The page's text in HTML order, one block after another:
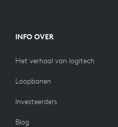
INFO OVER
Het verhaal van logitech
Loopbanen
Investeerders
Blog